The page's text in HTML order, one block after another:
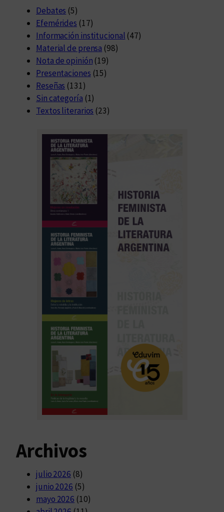
Debates (5)
Efemérides (17)
Información institucional (47)
Material de prensa (98)
Nota de opinión (19)
Presentaciones (15)
Reseñas (131)
Sin categoría (1)
Textos literarios (23)
Archivos
julio 2026 (8)
junio 2026 (5)
mayo 2026 (10)